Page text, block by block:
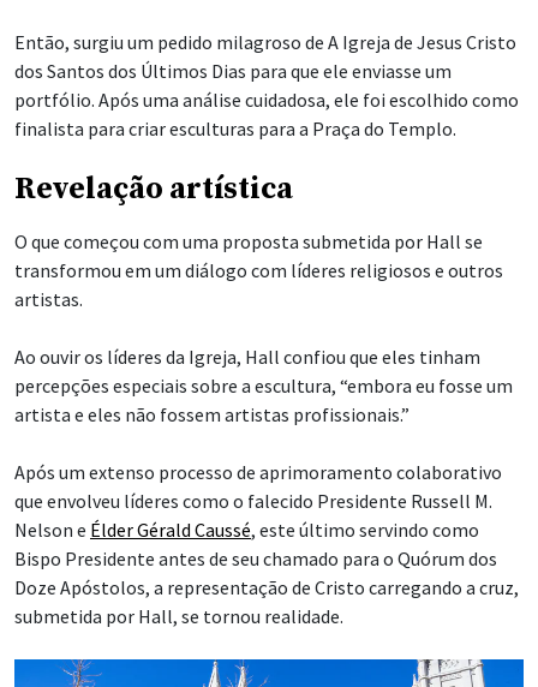
Então, surgiu um pedido milagroso de A Igreja de Jesus Cristo
dos Santos dos Últimos Dias para que ele enviasse um
portfólio. Após uma análise cuidadosa, ele foi escolhido como
finalista para criar esculturas para a Praça do Templo.
Revelação artística
O que começou com uma proposta submetida por Hall se
transformou em um diálogo com líderes religiosos e outros
artistas.
Ao ouvir os líderes da Igreja, Hall confiou que eles tinham
percepções especiais sobre a escultura, “embora eu fosse um
artista e eles não fossem artistas profissionais.”
Após um extenso processo de aprimoramento colaborativo
que envolveu líderes como o falecido Presidente Russell M.
Nelson e Élder Gérald Caussé, este último servindo como
Bispo Presidente antes de seu chamado para o Quórum dos
Doze Apóstolos, a representação de Cristo carregando a cruz,
submetida por Hall, se tornou realidade.